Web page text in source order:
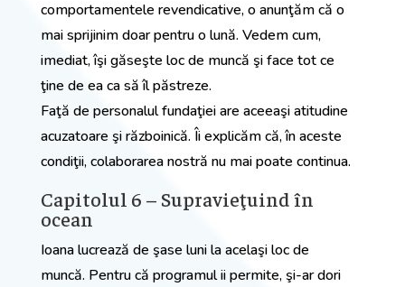
comportamentele revendicative, o anunţăm că o
mai sprijinim doar pentru o lună. Vedem cum,
imediat, îşi găseşte loc de muncă şi face tot ce
ţine de ea ca să îl păstreze.
Faţă de personalul fundaţiei are aceeaşi atitudine
acuzatoare şi războinică. Îi explicăm că, în aceste
condiţii, colaborarea nostră nu mai poate continua.
Capitolul 6 – Supravieţuind în
ocean
Ioana lucrează de şase luni la acelaşi loc de
muncă. Pentru că programul ii permite, şi-ar dori